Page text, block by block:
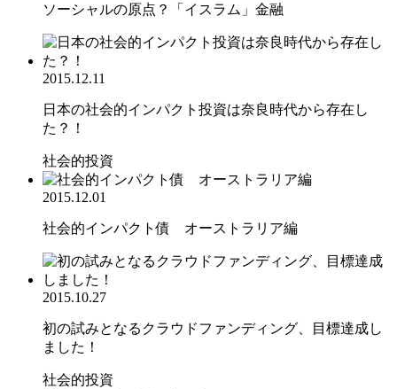
ソーシャルの原点？「イスラム」金融
2015.12.11
日本の社会的インパクト投資は奈良時代から存在し
た？！
社会的投資
2015.12.01
社会的インパクト債 オーストラリア編
2015.10.27
初の試みとなるクラウドファンディング、目標達成し
ました！
社会的投資